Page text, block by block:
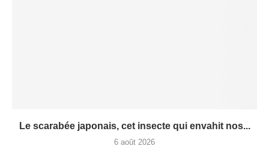
Le scarabée japonais, cet insecte qui envahit nos...
6 août 2026